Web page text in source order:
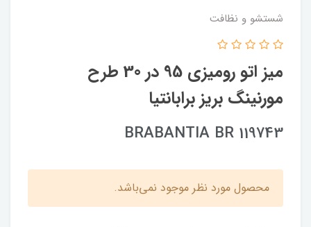
شستشو و نظافت
میز اتو رومیزی 95 در 30 طرح
مورنینگ بریز برابانتیا
BRABANTIA BR 119743
محصول مورد نظر موجود نمی‌باشد.